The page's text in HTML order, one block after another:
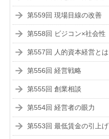
第559回 現場目線の改善
第558回 ビジコン×社会性
第557回 人的資本経営とは
第556回 経営戦略
第555回 創業相談
第554回 経営者の眼力
第553回 最低賃金の引上げ